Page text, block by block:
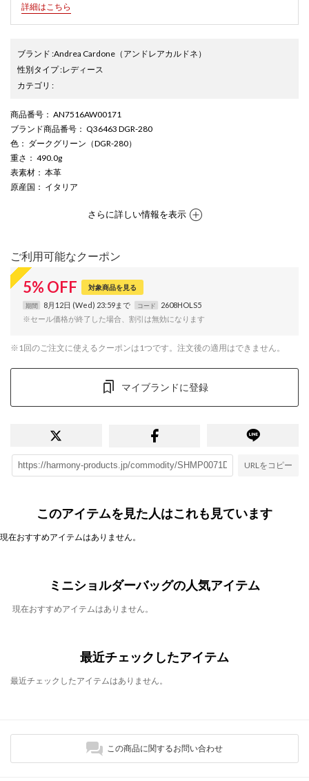
詳細はこちら
ブランド :Andrea Cardone （アンドレアカルドネ）
性別タイプ:レディース
カテゴリ :
商品番号 ： AN7516AW00171
ブランド商品番号 ： Q36463 DGR-280
色 ： ダークグリーン（DGR-280）
重さ ： 490.0g
表素材 ： 本革
原産国 ： イタリア
さらに詳しい情報を表示
ご利用可能なクーポン
5% OFF 対象商品を見る
期間 8月12日 (Wed) 23:59まで コード
2608HOLS5
※セール価格が終了した場合、割引は無効になります
※1回のご注文に使えるクーポンは1つです。注文後の適用はできません。
マイブランドに登録
URLをコピー
このアイテムを見た人はこれも見ています
現在おすすめアイテムはありません。
ミニショルダーバッグの人気アイテム
現在おすすめアイテムはありません。
最近チェックしたアイテム
最近チェックしたアイテムはありません。
この商品に関するお問い合わせ